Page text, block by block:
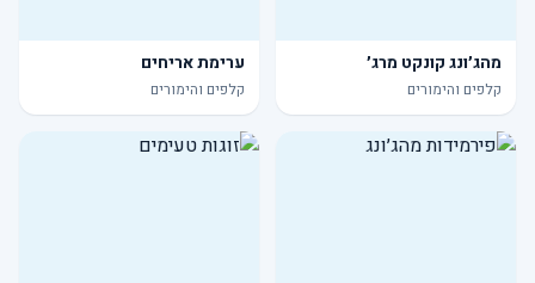
מהג׳ונג קונקט מרג׳
קלפים והימורים
ערימת אריחים
קלפים והימורים